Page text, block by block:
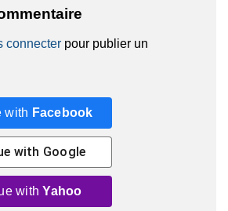
connecter pour publier un
with Facebook
with Google
withYahoo